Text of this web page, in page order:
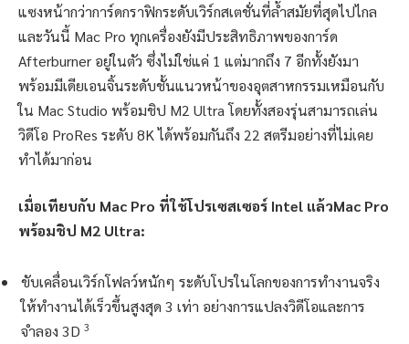
แซงหน้ากว่าการ์ดกราฟิกระดับเวิร์กสเตชั่นที่ล้ำสมัยที่สุดไปไกล
และวันนี้ Mac Pro ทุกเครื่องยังมีประสิทธิภาพของการ์ด
Afterburner อยู่ในตัว ซึ่งไม่ใช่แค่ 1 แต่มากถึง 7 อีกทั้งยังมา
พร้อมมีเดียเอนจิ้นระดับชั้นแนวหน้าของอุตสาหกรรมเหมือนกับ
ใน Mac Studio พร้อมชิป M2 Ultra โดยทั้งสองรุ่นสามารถเล่น
วิดีโอ ProRes ระดับ 8K ได้พร้อมกันถึง 22 สตรีมอย่างที่ไม่เคย
ทำได้มาก่อน
เมื่อเทียบกับ Mac Pro ที่ใช้โปรเซสเซอร์ Intel แล้วMac Pro
พร้อมชิป M2 Ultra:
ขับเคลื่อนเวิร์กโฟลว์หนักๆ ระดับโปรในโลกของการทำงานจริง
ให้ทำงานได้เร็วขึ้นสูงสุด 3 เท่า อย่างการแปลงวิดีโอและการ
จำลอง 3D 3